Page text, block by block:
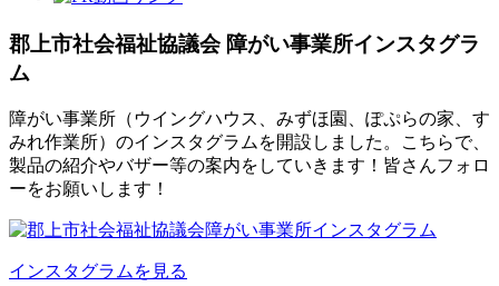
郡上市社会福祉協議会 障がい事業所インスタグラ
ム
障がい事業所（ウイングハウス、みずほ園、ぽぷらの家、す
みれ作業所）のインスタグラムを開設しました。こちらで、
製品の紹介やバザー等の案内をしていきます！皆さんフォロ
ーをお願いします！
インスタグラムを見る